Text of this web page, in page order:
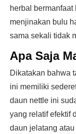
herbal
menjinakan bulu
sama sekali tidak
Apa Saja
Dikatakan bahwa
ini memiliki
daun nettle ini
yang relatif efektif
daun jelatang